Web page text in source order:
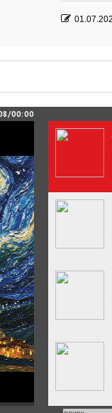
Зелёные
00:00